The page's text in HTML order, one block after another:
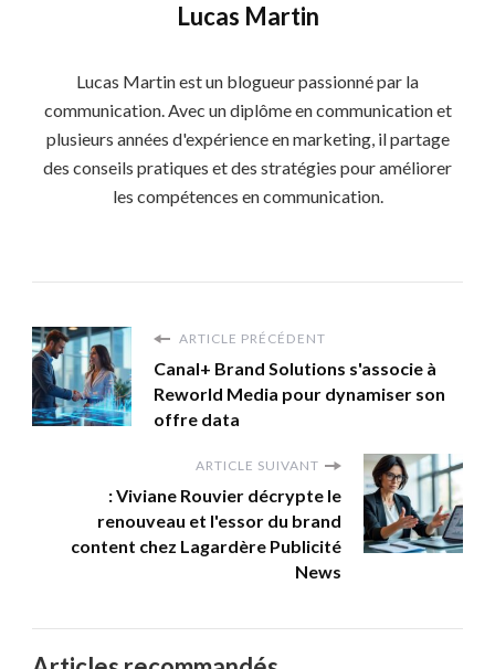
Lucas Martin
Lucas Martin est un blogueur passionné par la
communication. Avec un diplôme en communication et
plusieurs années d'expérience en marketing, il partage
des conseils pratiques et des stratégies pour améliorer
les compétences en communication.
ARTICLE PRÉCÉDENT
Canal+ Brand Solutions s'associe à
Reworld Media pour dynamiser son
offre data
ARTICLE SUIVANT
: Viviane Rouvier décrypte le
renouveau et l'essor du brand
content chez Lagardère Publicité
News